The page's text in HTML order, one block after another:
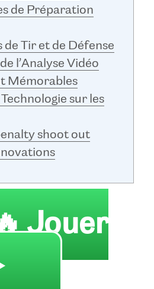
de Préparation
de Tir et de Défense
l’Analyse Vidéo
Mémorables
sur les
shoot out
Jouer